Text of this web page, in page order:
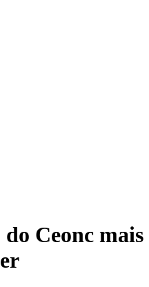
Ceonc mais